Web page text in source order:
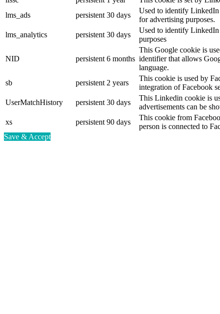
lms_ads
persistent 30 days
Used to identify LinkedIn
for advertising purposes.
lms_analytics
persistent 30 days
Used to identify LinkedIn
purposes
NID persistent 6 months
This Google cookie is
identifier that allows
language.
sb
persistent 2 years
This cookie is used by
integration of Facebook
UserMatchHistory
persistent 30 days
This Linkedin cookie is
advertisements can be
xs
persistent 90 days
This cookie from
person is connected to
Save & Accept